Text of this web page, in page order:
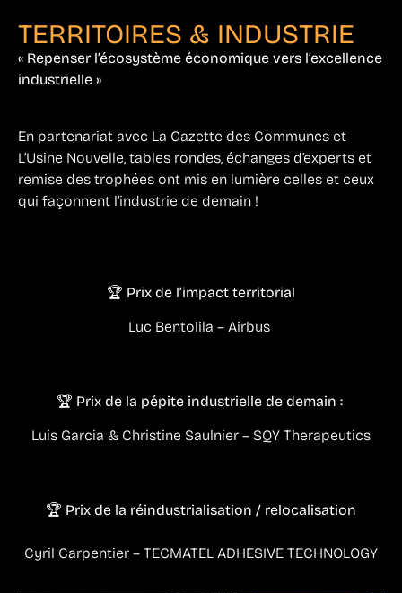
TERRITOIRES & INDUSTRIE
« Repenser l’écosystème économique vers l’excellence
industrielle »
En partenariat avec La Gazette des Communes et
L’Usine Nouvelle, tables rondes, échanges d’experts et
remise des trophées ont mis en lumière celles et ceux
qui façonnent l’industrie de demain !
🏆 Prix de l’impact territorial
Luc Bentolila – Airbus
🏆 Prix de la pépite industrielle de demain :
Luis Garcia & Christine Saulnier – SQY Therapeutics
🏆 Prix de la réindustrialisation / relocalisation
Cyril Carpentier – TECMATEL ADHESIVE TECHNOLOGY